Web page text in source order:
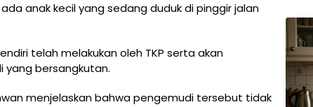
anak kecil yang sedang duduk di pinggir jalan
telah melakukan oleh TKP serta akan
yang bersangkutan.
menjelaskan bahwa pengemudi tersebut tidak